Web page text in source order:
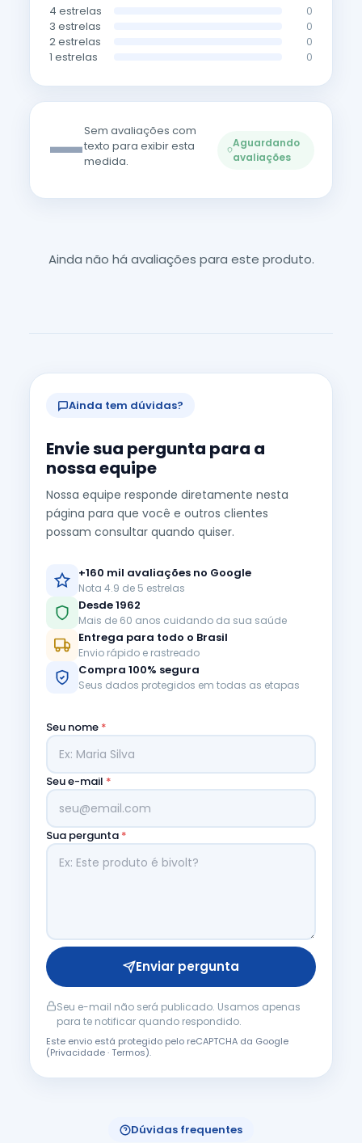
4 estrelas 0
3 estrelas 0
2 estrelas 0
1 estrelas 0
—Sem avaliações com
texto para exibir esta
medida.
Aguardando
avaliações
Ainda não há avaliações para este produto.
Ainda tem dúvidas?
Envie sua pergunta para a
nossa equipe
Nossa equipe responde diretamente nesta
página para que você e outros clientes
possam consultar quando quiser.
+160 mil avaliações no Google
Nota 4.9 de 5 estrelas
Desde 1962
Mais de 60 anos cuidando da sua saúde
Entrega para todo o Brasil
Envio rápido e rastreado
Compra 100% segura
Seus dados protegidos em todas as etapas
Seu nome *
Seu e-mail *
Sua pergunta *
Enviar pergunta
Seu e-mail não será publicado. Usamos apenas
para te notificar quando respondido.
Este envio está protegido pelo reCAPTCHA da Google
(Privacidade·Termos).
Dúvidas frequentes